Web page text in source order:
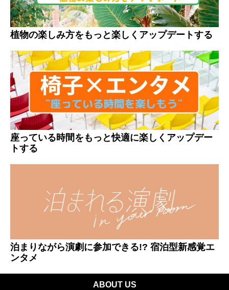
植物の楽しみ方をもっと楽しくアップデートする
座っている時間をもっと快適に楽しくアップデー
トする
泊まりながら演劇に参加できる!? 宿泊型新感覚エ
ンタメ
ABOUT US